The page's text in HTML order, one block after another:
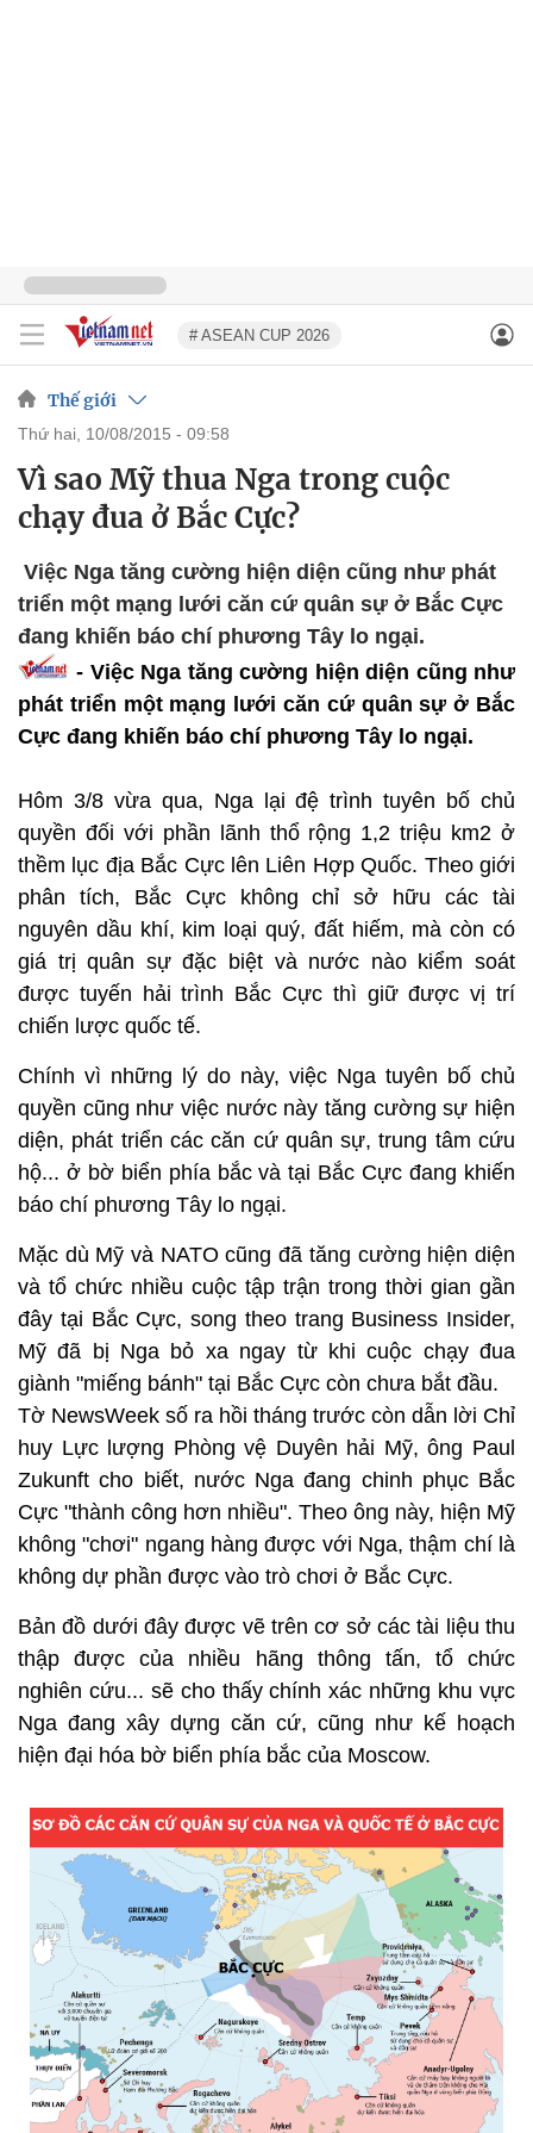
# ASEAN CUP 2026
Thế giới
thứ hai, 10/08/2015 - 09:58
Vì sao Mỹ thua Nga trong cuộc
chạy đua ở Bắc Cực?
Việc Nga tăng cường hiện diện cũng như phát
triển một mạng lưới căn cứ quân sự ở Bắc Cực
đang khiến báo chí phương Tây lo ngại.
- Việc Nga tăng cường hiện diện cũng như
phát triển một mạng lưới căn cứ quân sự ở Bắc
Cực đang khiến báo chí phương Tây lo ngại.
Hôm 3/8 vừa qua, Nga lại đệ trình tuyên bố chủ
quyền đối với phần lãnh thổ rộng 1,2 triệu km2 ở
thềm lục địa Bắc Cực lên Liên Hợp Quốc. Theo giới
phân tích, Bắc Cực không chỉ sở hữu các tài
nguyên dầu khí, kim loại quý, đất hiếm, mà còn có
giá trị quân sự đặc biệt và nước nào kiểm soát
được tuyến hải trình Bắc Cực thì giữ được vị trí
chiến lược quốc tế.
Chính vì những lý do này, việc Nga tuyên bố chủ
quyền cũng như việc nước này tăng cường sự hiện
diện, phát triển các căn cứ quân sự, trung tâm cứu
hộ... ở bờ biển phía bắc và tại Bắc Cực đang khiến
báo chí phương Tây lo ngại.
Mặc dù Mỹ và NATO cũng đã tăng cường hiện diện
và tổ chức nhiều cuộc tập trận trong thời gian gần
đây tại Bắc Cực, song theo trang Business Insider,
Mỹ đã bị Nga bỏ xa ngay từ khi cuộc chạy đua
giành "miếng bánh" tại Bắc Cực còn chưa bắt đầu.
Tờ NewsWeek số ra hồi tháng trước còn dẫn lời Chỉ
huy Lực lượng Phòng vệ Duyên hải Mỹ, ông Paul
Zukunft cho biết, nước Nga đang chinh phục Bắc
Cực "thành công hơn nhiều". Theo ông này, hiện Mỹ
không "chơi" ngang hàng được với Nga, thậm chí là
không dự phần được vào trò chơi ở Bắc Cực.
Bản đồ dưới đây được vẽ trên cơ sở các tài liệu thu
thập được của nhiều hãng thông tấn, tổ chức
nghiên cứu... sẽ cho thấy chính xác những khu vực
Nga đang xây dựng căn cứ, cũng như kế hoạch
hiện đại hóa bờ biển phía bắc của Moscow.